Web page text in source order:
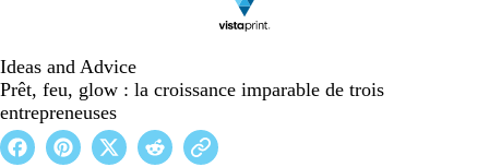
Ideas and Advice
Prêt, feu, glow : la croissance imparable de trois
entrepreneuses